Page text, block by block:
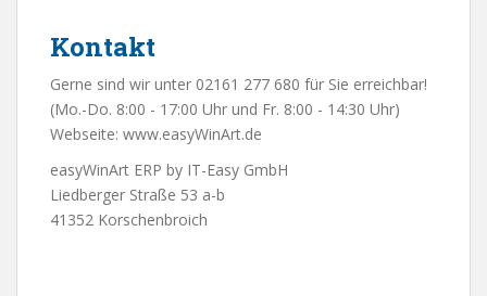
Kontakt
Gerne sind wir unter 02161 277 680 für Sie erreichbar!
(Mo.-Do. 8:00 - 17:00 Uhr und Fr. 8:00 - 14:30 Uhr)
Webseite: www.easyWinArt.de
easyWinArt ERP by IT-Easy GmbH
Liedberger Straße 53 a-b
41352 Korschenbroich